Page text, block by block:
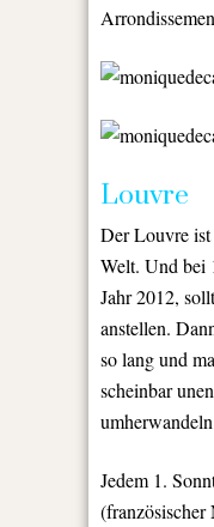
Louvre
Der Louvre ist
Welt. Und bei
Jahr 2012,
anstellen.
so lang und
scheinbar
Jedem 1.
(französischer